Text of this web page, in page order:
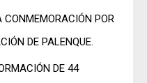
POR
DE PALENQUE.
DE 44